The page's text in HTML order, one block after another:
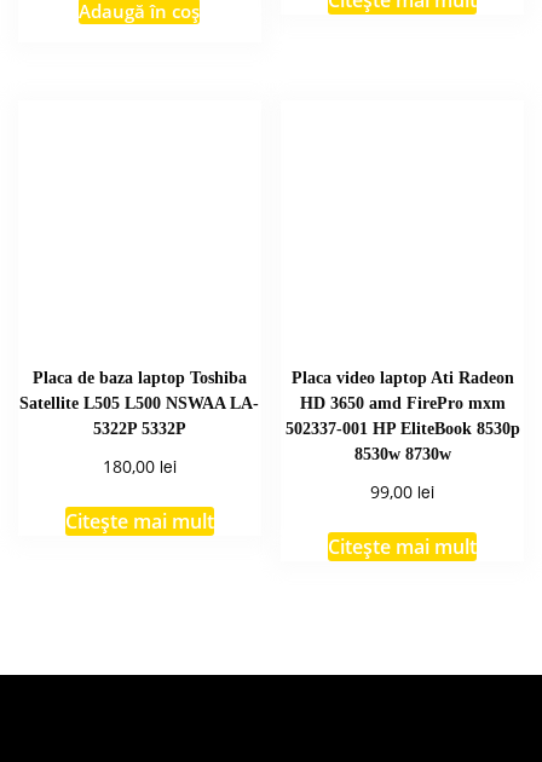
Adaugă în coș
Placa de baza laptop Toshiba
Satellite L505 L500 NSWAA LA-
5322P 5332P
180,00 lei
Citește mai mult
Placa video laptop Ati Radeon
HD 3650 amd FirePro mxm
502337-001 HP EliteBook 8530p
8530w 8730w
99,00 lei
Citește mai mult